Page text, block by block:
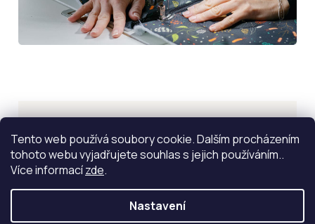
Tento web používá soubory cookie. Dalším procházením
tohoto webu vyjadřujete souhlas s jejich používáním..
Více informacízde.
Nastavení
Inspirace
ZOBRAZIT VÍCE